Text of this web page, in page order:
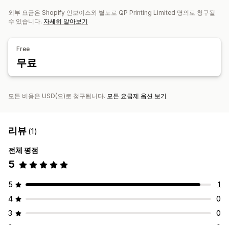
배송 옵션
멀티 배송
외부 요금은 Shopify 인보이스와 별도로 QP Printing Limited 명의로 청구될
수 있습니다. 자세히 알아보기
Free
무료
모든 비용은 USD(으)로 청구됩니다. 모든 요금제 옵션 보기
리뷰 (1)
전체 평점
5
5
1
4
0
3
0